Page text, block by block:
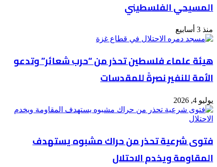
المسيحي الفلسطيني
منذ 3 أسابيع
هيئة علماء فلسطين تحذر من “حرب شعائر” وتدعو
الأمة للنفير نصرةً للمقدسات
يوليو 4, 2026
فتوى شرعية تحذر من حراك مشبوه يستهدف
المقاومة ويخدم الاحتلال